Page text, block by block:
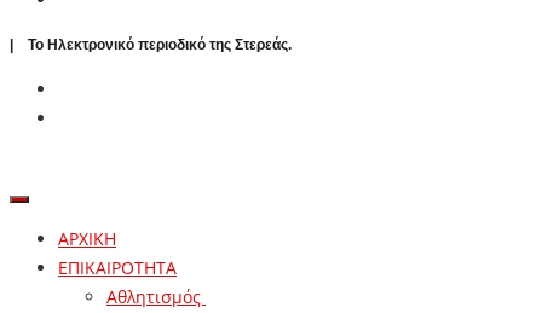
| To Ηλεκτρονικό περιοδικό της Στερεάς.
ΑΡΧΙΚΗ
ΕΠΙΚΑΙΡΟΤΗΤΑ
Αθλητισμός